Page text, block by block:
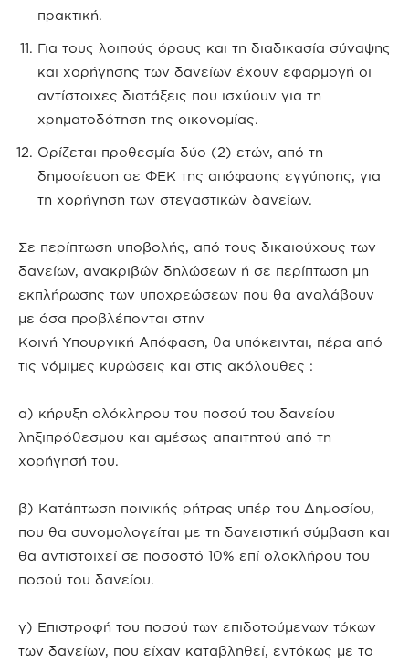
πρακτική.
Για τους λοιπούς όρους και τη διαδικασία σύναψης
και χορήγησης των δανείων έχουν εφαρμογή οι
αντίστοιχες διατάξεις που ισχύουν για τη
χρηματοδότηση της οικονομίας.
Ορίζεται προθεσμία δύο (2) ετών, από τη
δημοσίευση σε ΦΕΚ της απόφασης εγγύησης, για
τη χορήγηση των στεγαστικών δανείων.
Σε περίπτωση υποβολής, από τους δικαιούχους των
δανείων, ανακριβών δηλώσεων ή σε περίπτωση μη
εκπλήρωσης των υποχρεώσεων που θα αναλάβουν
με όσα προβλέπονται στην
Κοινή Υπουργική Απόφαση, θα υπόκεινται, πέρα από
τις νόμιμες κυρώσεις και στις ακόλουθες :
α) κήρυξη ολόκληρου του ποσού του δανείου
ληξιπρόθεσμου και αμέσως απαιτητού από τη
χορήγησή του.
β) Κατάπτωση ποινικής ρήτρας υπέρ του Δημοσίου,
που θα συνομολογείται με τη δανειστική σύμβαση και
θα αντιστοιχεί σε ποσοστό 10% επί ολοκλήρου του
ποσού του δανείου.
γ) Επιστροφή του ποσού των επιδοτούμενων τόκων
των δανείων, που είχαν καταβληθεί, εντόκως με το